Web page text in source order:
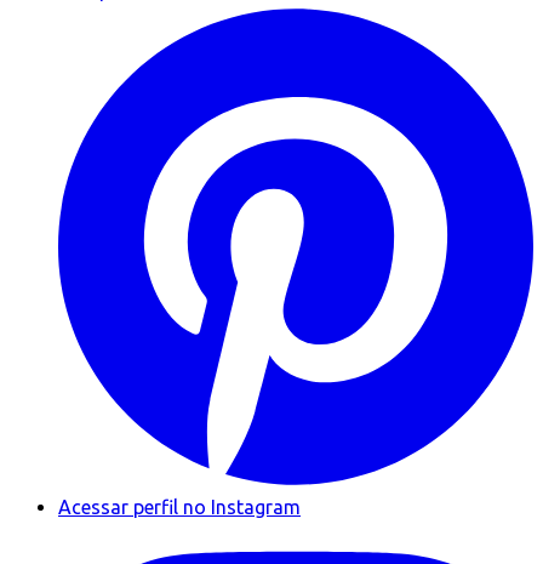
Acessar perfil no Instagram